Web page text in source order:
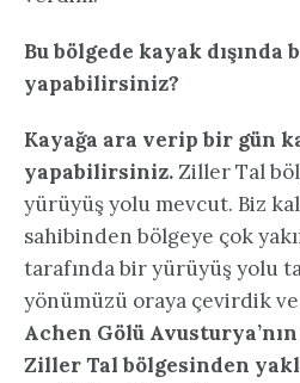
Bu bölgede kayak dışında
yapabilirsiniz?
Kayağa ara verip bir gün
yapabilirsiniz.Ziller Tal
yürüyüş yolu mevcut. Biz
sahibinden bölgeye çok
tarafında bir yürüyüş yolu
yönümüzü oraya çevirdik
Achen Gölü
Ziller Tal bölgesinden